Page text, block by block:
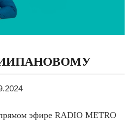
эфире RADIO METRO